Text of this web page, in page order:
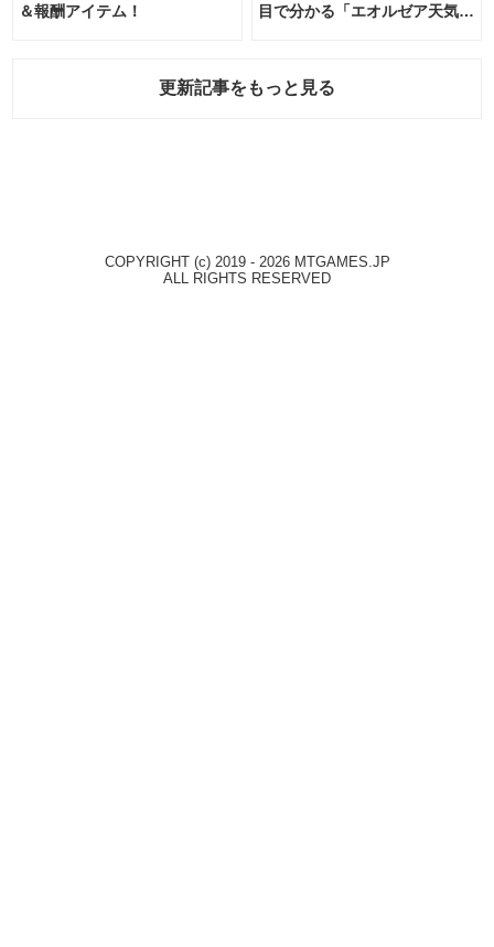
＆報酬アイテム！
目で分かる「エオルゼア天気予
更新記事をもっと見る
COPYRIGHT (c) 2019 - 2026 MTGAMES.JP
ALL RIGHTS RESERVED